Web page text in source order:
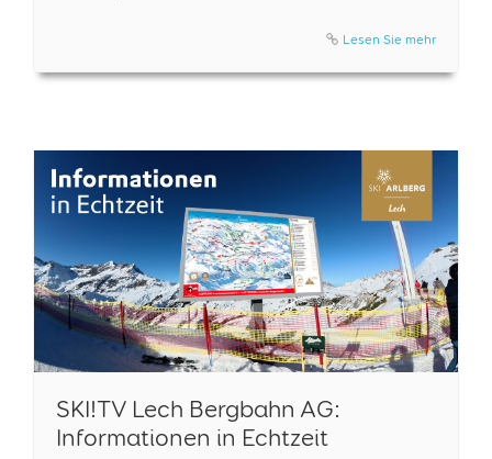
Lesen Sie mehr
SKI!TV Lech Bergbahn AG:
Informationen in Echtzeit